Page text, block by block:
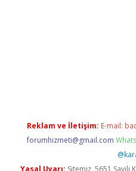
Reklam ve İletişim: E-mail:
forumhizmeti@gmail.com
Yasal Uyarı: Sitemiz, 5651